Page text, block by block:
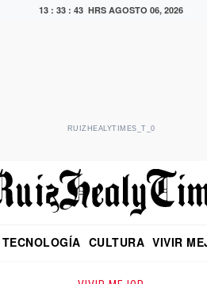
13 : 33 : 44 HRS AGOSTO 06, 2026
RUIZHEALYTIMES_T_0
CULTURA VIVIR